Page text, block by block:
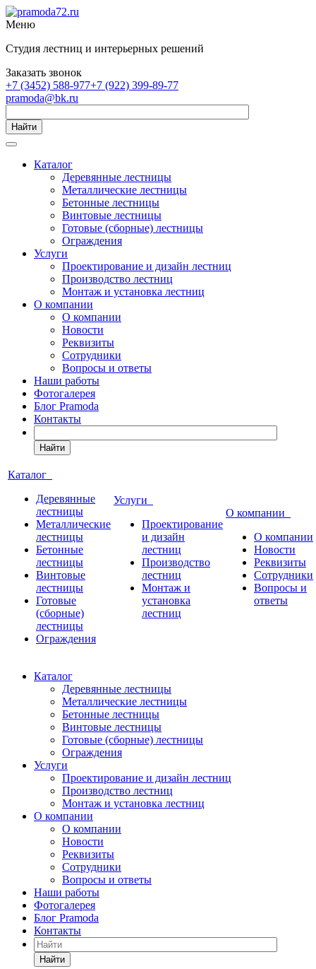
Меню
Студия лестниц и интерьерных решений
Заказать звонок
+7 (3452) 588-977+7 (922) 399-89-77
pramoda@bk.ru
Найти
Каталог
Деревянные лестницы
Металлические лестницы
Бетонные лестницы
Винтовые лестницы
Готовые (сборные) лестницы
Ограждения
Услуги
Проектирование и дизайн лестниц
Производство лестниц
Монтаж и установка лестниц
О компании
О компании
Новости
Реквизиты
Сотрудники
Вопросы и ответы
Наши работы
Фотогалерея
Блог Pramoda
Контакты
Найти
Каталог
Деревянные
лестницы
Металлические
лестницы
Бетонные
лестницы
Винтовые
лестницы
Готовые
(сборные)
лестницы
Ограждения
Услуги
Проектирование
и дизайн
лестниц
Производство
лестниц
Монтаж и
установка
лестниц
О компании
О компании
Новости
Реквизиты
Сотрудники
Вопросы и
ответы
Каталог
Деревянные лестницы
Металлические лестницы
Бетонные лестницы
Винтовые лестницы
Готовые (сборные) лестницы
Ограждения
Услуги
Проектирование и дизайн лестниц
Производство лестниц
Монтаж и установка лестниц
О компании
О компании
Новости
Реквизиты
Сотрудники
Вопросы и ответы
Наши работы
Фотогалерея
Блог Pramoda
Контакты
Найти